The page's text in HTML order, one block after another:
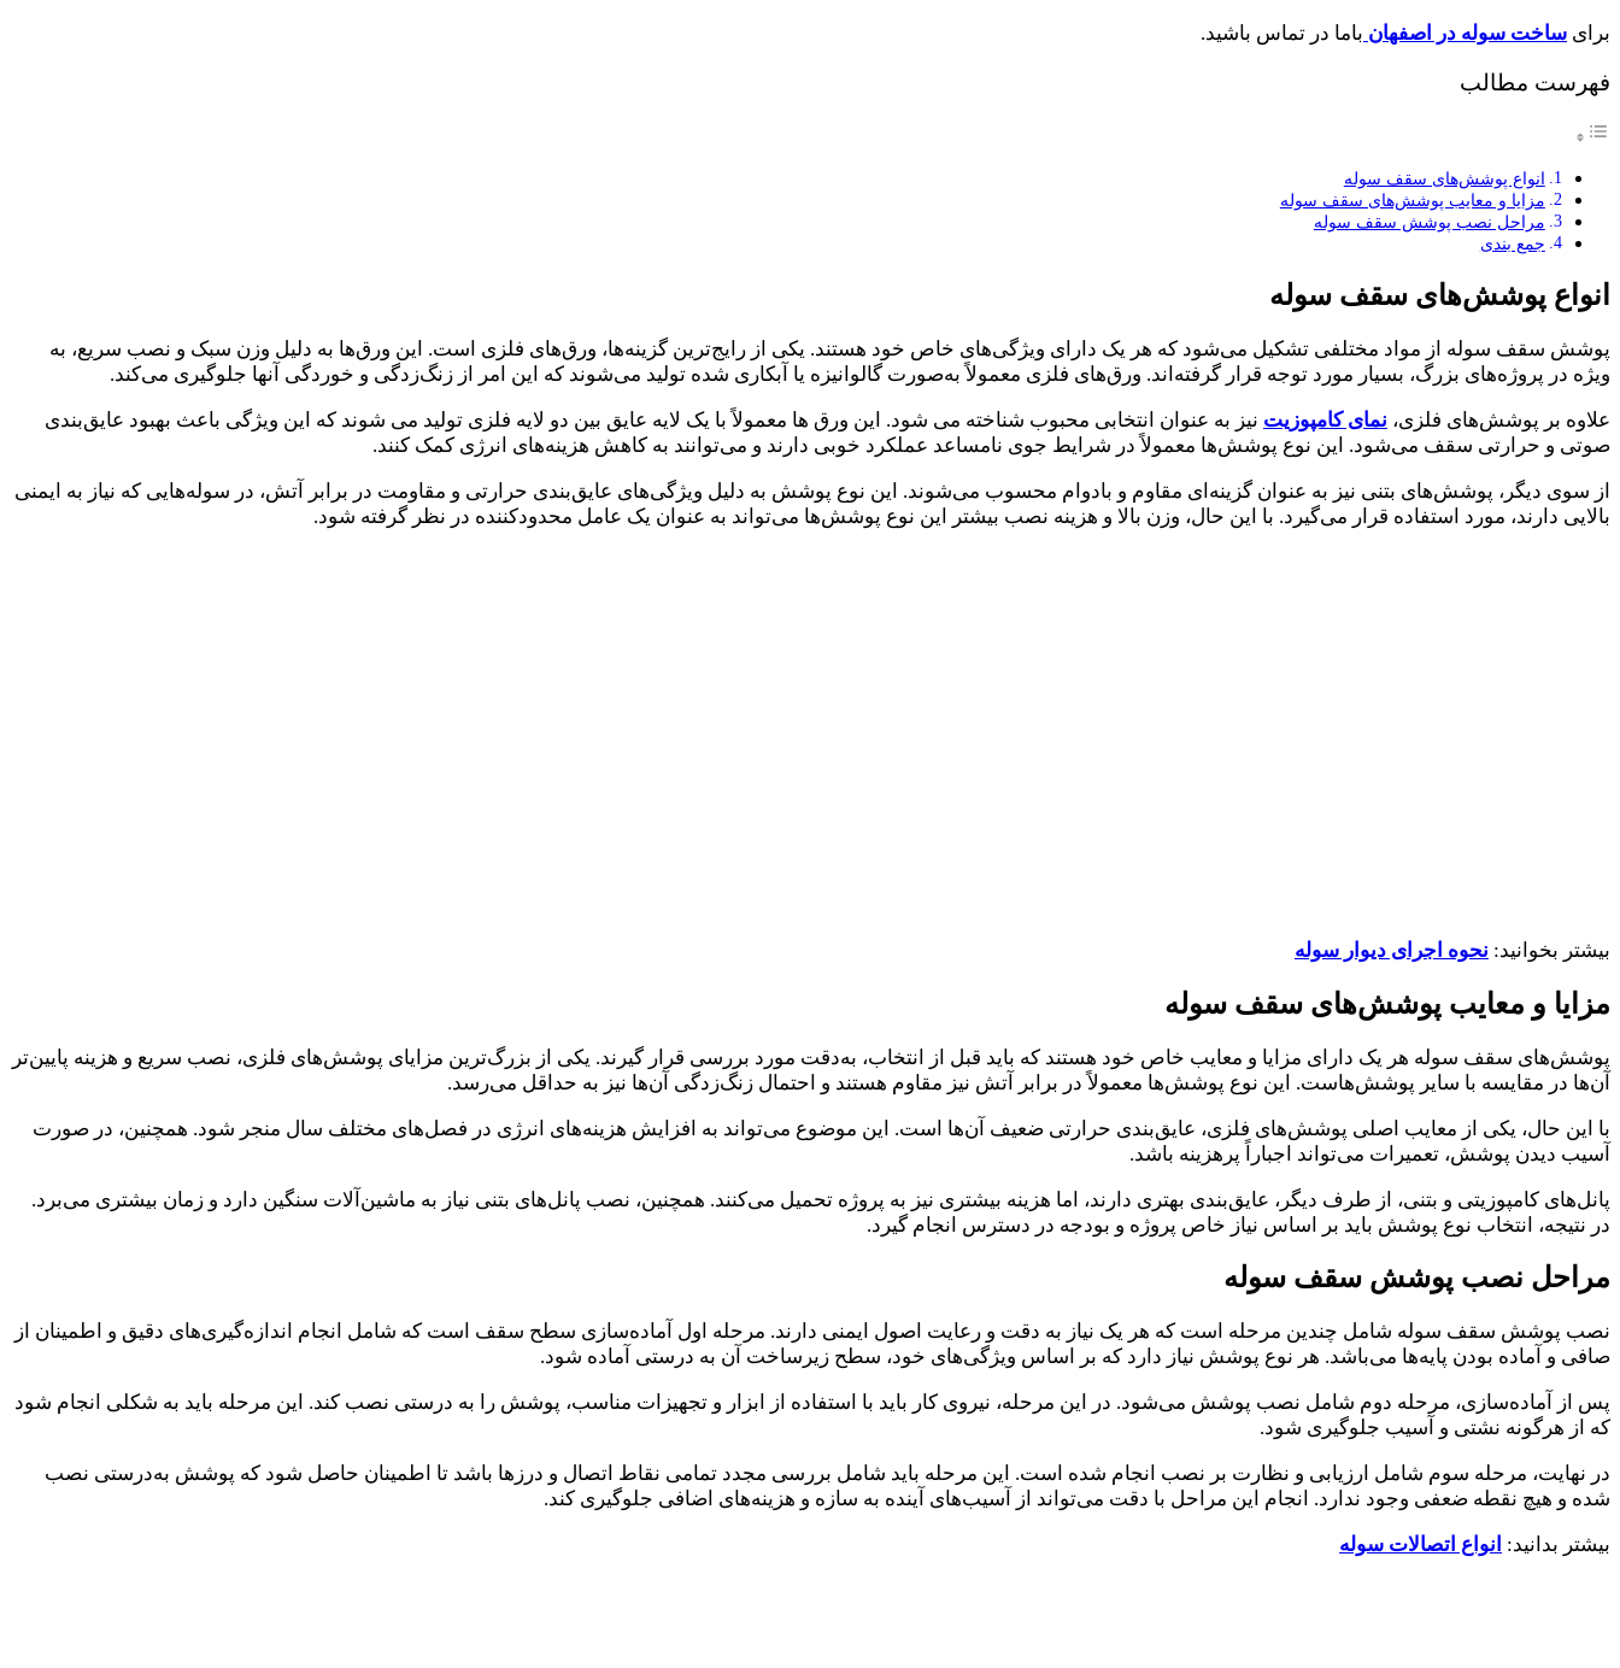
برای ساخت سوله در اصفهان باما در تماس باشید.
فهرست مطالب
انواع پوشش‌های سقف سوله
مزایا و معایب پوشش‌های سقف سوله
مراحل نصب پوشش سقف سوله
جمع‌ بندی
انواع پوشش‌های سقف سوله
پوشش سقف سوله از مواد مختلفی تشکیل می‌شود که هر یک دارای ویژگی‌های خاص خود هستند. یکی از رایج‌ترین گزینه‌ها، ورق‌های فلزی است. این ورق‌ها به دلیل وزن سبک و نصب سریع، به
ویژه در پروژه‌های بزرگ، بسیار مورد توجه قرار گرفته‌اند. ورق‌های فلزی معمولاً به‌صورت گالوانیزه یا آبکاری شده تولید می‌شوند که این امر از زنگ‌زدگی و خوردگی آنها جلوگیری می‌کند.
علاوه بر پوشش‌های فلزی، نمای کامپوزیت نیز به عنوان انتخابی محبوب شناخته می‌ شود. این ورق ها معمولاً با یک لایه عایق بین دو لایه فلزی تولید می‌ شوند که این ویژگی باعث بهبود عایق‌بندی
صوتی و حرارتی سقف می‌شود. این نوع پوشش‌ها معمولاً در شرایط جوی نامساعد عملکرد خوبی دارند و می‌توانند به کاهش هزینه‌های انرژی کمک کنند.
از سوی دیگر، پوشش‌های بتنی نیز به عنوان گزینه‌ای مقاوم و بادوام محسوب می‌شوند. این نوع پوشش به دلیل ویژگی‌های عایق‌بندی حرارتی و مقاومت در برابر آتش، در سوله‌هایی که نیاز به ایمنی
بالایی دارند، مورد استفاده قرار می‌گیرد. با این حال، وزن بالا و هزینه نصب بیشتر این نوع پوشش‌ها می‌تواند به عنوان یک عامل محدودکننده در نظر گرفته شود.
بیشتر بخوانید: نحوه اجرای دیوار سوله
مزایا و معایب پوشش‌های سقف سوله
پوشش‌های سقف سوله هر یک دارای مزایا و معایب خاص خود هستند که باید قبل از انتخاب، به‌دقت مورد بررسی قرار گیرند. یکی از بزرگ‌ترین مزایای پوشش‌های فلزی، نصب سریع و هزینه پایین‌تر
آن‌ها در مقایسه با سایر پوشش‌هاست. این نوع پوشش‌ها معمولاً در برابر آتش نیز مقاوم هستند و احتمال زنگ‌زدگی آن‌ها نیز به حداقل می‌رسد.
با این حال، یکی از معایب اصلی پوشش‌های فلزی، عایق‌بندی حرارتی ضعیف آن‌ها است. این موضوع می‌تواند به افزایش هزینه‌های انرژی در فصل‌های مختلف سال منجر شود. همچنین، در صورت
آسیب دیدن پوشش، تعمیرات می‌تواند اجباراً پرهزینه باشد.
پانل‌های کامپوزیتی و بتنی، از طرف دیگر، عایق‌بندی بهتری دارند، اما هزینه بیشتری نیز به پروژه تحمیل می‌کنند. همچنین، نصب پانل‌های بتنی نیاز به ماشین‌آلات سنگین دارد و زمان بیشتری می‌برد.
در نتیجه، انتخاب نوع پوشش باید بر اساس نیاز خاص پروژه و بودجه در دسترس انجام گیرد.
مراحل نصب پوشش سقف سوله
نصب پوشش سقف سوله شامل چندین مرحله است که هر یک نیاز به دقت و رعایت اصول ایمنی دارند. مرحله اول آماده‌سازی سطح سقف است که شامل انجام اندازه‌گیری‌های دقیق و اطمینان از
صافی و آماده بودن پایه‌ها می‌باشد. هر نوع پوشش نیاز دارد که بر اساس ویژگی‌های خود، سطح زیرساخت آن به درستی آماده شود.
پس از آماده‌سازی، مرحله دوم شامل نصب پوشش می‌شود. در این مرحله، نیروی کار باید با استفاده از ابزار و تجهیزات مناسب، پوشش را به درستی نصب کند. این مرحله باید به شکلی انجام شود
که از هرگونه نشتی و آسیب جلوگیری شود.
در نهایت، مرحله سوم شامل ارزیابی و نظارت بر نصب انجام شده است. این مرحله باید شامل بررسی مجدد تمامی نقاط اتصال و درزها باشد تا اطمینان حاصل شود که پوشش به‌درستی نصب
شده و هیچ نقطه ضعفی وجود ندارد. انجام این مراحل با دقت می‌تواند از آسیب‌های آینده به سازه و هزینه‌های اضافی جلوگیری کند.
بیشتر بدانید: انواع اتصالات سوله